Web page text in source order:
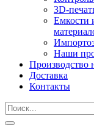
3D-
Емкости
Наши
Производство
Доставка
Контакты